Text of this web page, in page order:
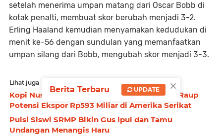
setelah menerima umpan matang dari Oscar Bobb di
kotak penalti, membuat skor berubah menjadi 3-2.
Erling Haaland kemudian menyamakan kedudukan di
menit ke-56 dengan sundulan yang memanfaatkan
umpan silang dari Bobb, mengubah skor menjadi 3-3.
Lihat juga
Kopi Nusantara Makin Mendunia, Indonesia Raup
Potensi Ekspor Rp593 Miliar di Amerika Serikat
Puisi Siswi SRMP Bikin Gus Ipul dan Tamu
Undangan Menangis Haru
×
Berita Terbaru UPDATE